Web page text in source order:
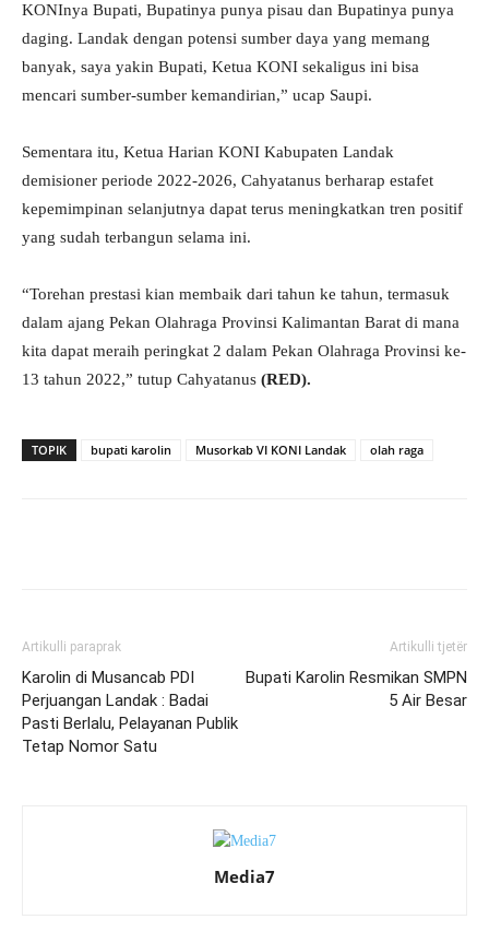
KONInya Bupati, Bupatinya punya pisau dan Bupatinya punya
daging. Landak dengan potensi sumber daya yang memang
banyak, saya yakin Bupati, Ketua KONI sekaligus ini bisa
mencari sumber-sumber kemandirian,” ucap Saupi.
Sementara itu, Ketua Harian KONI Kabupaten Landak
demisioner periode 2022-2026, Cahyatanus berharap estafet
kepemimpinan selanjutnya dapat terus meningkatkan tren positif
yang sudah terbangun selama ini.
“Torehan prestasi kian membaik dari tahun ke tahun, termasuk
dalam ajang Pekan Olahraga Provinsi Kalimantan Barat di mana
kita dapat meraih peringkat 2 dalam Pekan Olahraga Provinsi ke-
13 tahun 2022,” tutup Cahyatanus (RED).
TOPIK bupati karolin Musorkab VI KONI Landak olah raga
Artikulli paraprak
Karolin di Musancab PDI
Perjuangan Landak : Badai
Pasti Berlalu, Pelayanan Publik
Tetap Nomor Satu
Artikulli tjetër
Bupati Karolin Resmikan SMPN
5 Air Besar
Media7